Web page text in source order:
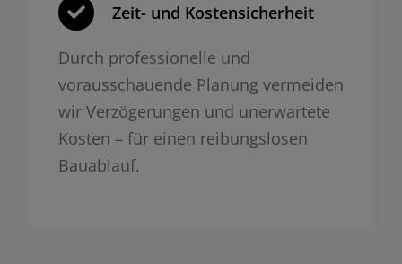
Zeit- und Kosten­sicherheit
Durch professionelle und
vorausschauende Planung vermeiden
wir Verzögerungen und unerwartete
Kosten – für einen reibungslosen
Bauablauf.